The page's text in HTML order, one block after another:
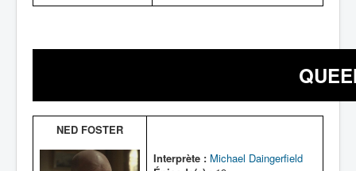
NED FOSTER
Interprète : Michael Daingerfield